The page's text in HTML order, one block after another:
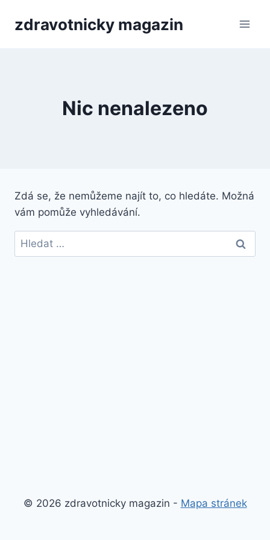
zdravotnicky magazin
Nic nenalezeno
Zdá se, že nemůžeme najít to, co hledáte. Možná
vám pomůže vyhledávání.
Vyhledávání
© 2026 zdravotnicky magazin - Mapa stránek